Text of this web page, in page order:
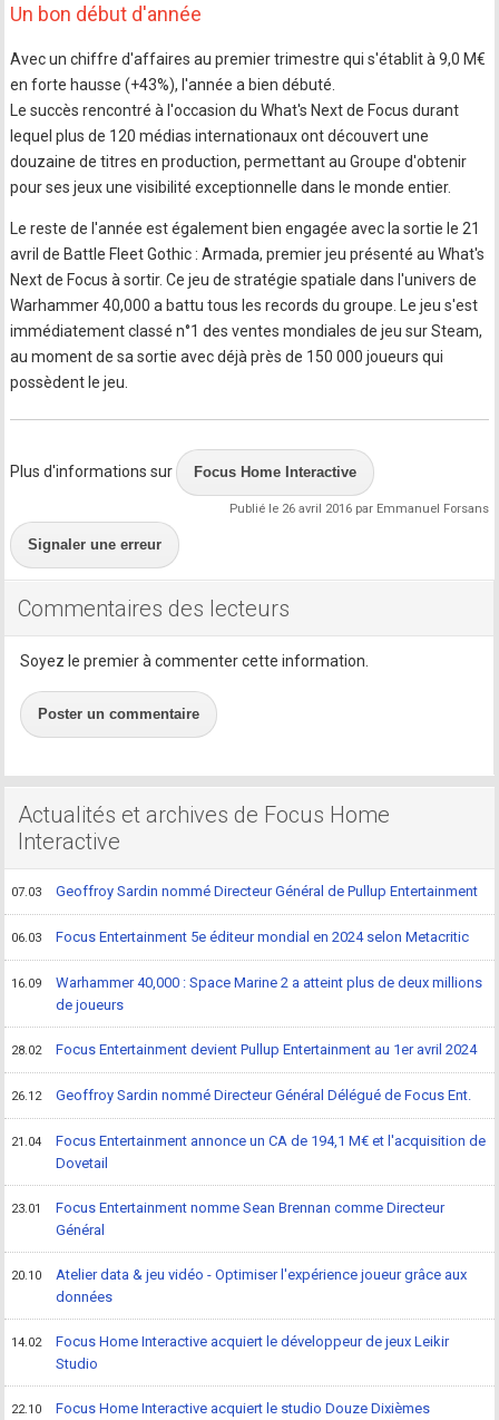
Un bon début d'année
Avec un chiffre d'affaires au premier trimestre qui s'établit à 9,0 M€
en forte hausse (+43%), l'année a bien débuté.
Le succès rencontré à l'occasion du What's Next de Focus durant
lequel plus de 120 médias internationaux ont découvert une
douzaine de titres en production, permettant au Groupe d'obtenir
pour ses jeux une visibilité exceptionnelle dans le monde entier.
Le reste de l'année est également bien engagée avec la sortie le 21
avril de Battle Fleet Gothic : Armada, premier jeu présenté au What's
Next de Focus à sortir. Ce jeu de stratégie spatiale dans l'univers de
Warhammer 40,000 a battu tous les records du groupe. Le jeu s'est
immédiatement classé n°1 des ventes mondiales de jeu sur Steam,
au moment de sa sortie avec déjà près de 150 000 joueurs qui
possèdent le jeu.
Plus d'informations sur Focus Home Interactive
Publié le 26 avril 2016 par Emmanuel Forsans
Signaler une erreur
Commentaires des lecteurs
Soyez le premier à commenter cette information.
Poster un commentaire
Actualités et archives de Focus Home
Interactive
07.03 Geoffroy Sardin nommé Directeur Général de Pullup Entertainment
06.03 Focus Entertainment 5e éditeur mondial en 2024 selon Metacritic
16.09
Warhammer 40,000 : Space Marine 2 a atteint plus de deux millions
de joueurs
28.02 Focus Entertainment devient Pullup Entertainment au 1er avril 2024
26.12 Geoffroy Sardin nommé Directeur Général Délégué de Focus Ent.
21.04
Focus Entertainment annonce un CA de 194,1 M€ et l'acquisition de
Dovetail
23.01
Focus Entertainment nomme Sean Brennan comme Directeur
Général
20.10
Atelier data & jeu vidéo - Optimiser l'expérience joueur grâce aux
données
14.02
Focus Home Interactive acquiert le développeur de jeux Leikir
Studio
22.10 Focus Home Interactive acquiert le studio Douze Dixièmes